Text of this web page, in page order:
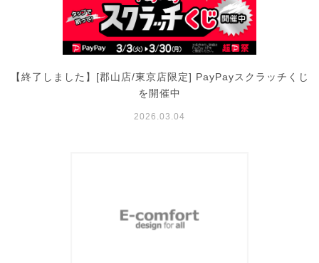
【終了しました】[郡山店/東京店限定] PayPayスクラッチくじ
を開催中
2026.03.04